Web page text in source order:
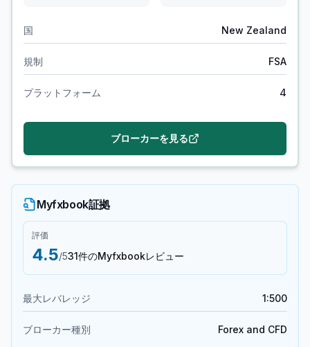
国 New Zealand
規制 FSA
プラットフォーム 4
ブローカーを見る
Myfxbook証拠
評価
4.5/531件のMyfxbookレビュー
最大レバレッジ 1:500
ブローカー種別 Forex and CFD